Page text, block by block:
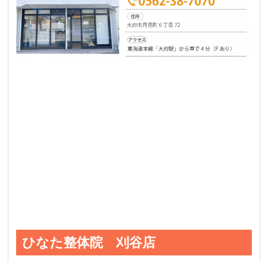
ひなた整体院 刈谷店